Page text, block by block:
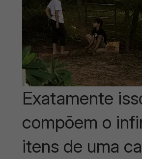
Exatamente
compõem o
itens de uma